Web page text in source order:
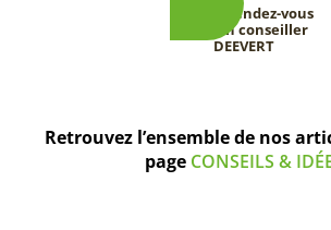
Prenez rendez-vous
avec un conseiller
DEEVERT
Retrouvez l’ensemble de nos
page CONSEILS &